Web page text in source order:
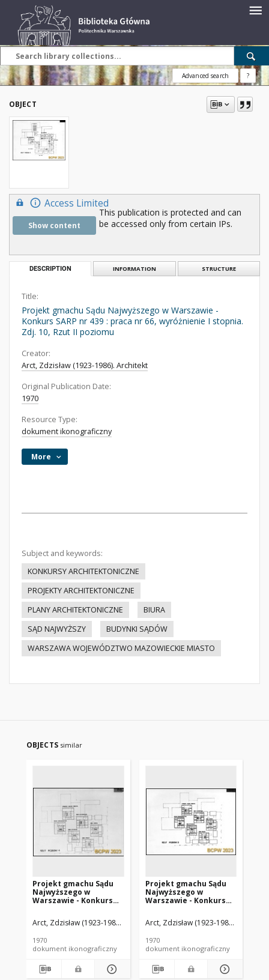
Advanced search ?
OBJECT
Access Limited
Show content
This publication is protected and can
be accessed only from certain IPs.
DESCRIPTION INFORMATION STRUCTURE
Title:
Projekt gmachu Sądu Najwyższego w Warszawie -
Konkurs SARP nr 439 : praca nr 66, wyróżnienie I stopnia.
Zdj. 10, Rzut II poziomu
Creator:
Arct, Zdzisław (1923-1986). Architekt
Original Publication Date:
1970
Resource Type:
dokument ikonograficzny
More
Subject and keywords:
KONKURSY ARCHITEKTONICZNE
PROJEKTY ARCHITEKTONICZNE
PLANY ARCHITEKTONICZNE
BIURA
SĄD NAJWYŻSZY
BUDYNKI SĄDÓW
WARSZAWA WOJEWÓDZTWO MAZOWIECKIE MIASTO
OBJECTS similar
Projekt gmachu Sądu
Najwyższego w
Warszawie - Konkurs
66, wyróżnienie I
stopnia. Zdj. 12, Rzut IV
Arct, Zdzisław (1923-1986). Architekt Karyś, Tadeusz. Architekt
1970
dokument ikonograficzny
Projekt gmachu Sądu
Najwyższego w
Warszawie - Konkurs
66, wyróżnienie I
stopnia. Zdj. 11, Rzut III
Arct, Zdzisław (1923-1986). Architekt
1970
dokument ikonograficzny